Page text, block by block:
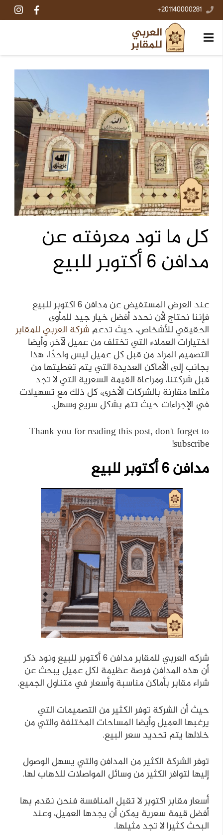
201140000281+
كل ما تود معرفته عن
مدافن 6 أكتوبر للبيع
عند العرض المستفيض عن مدافن 6 اكتوبر للبيع
فإننا نحتاج لأن نحدد أفضل خيار جيد للمأوى
الحقيقي للأشخاص، حيث تدعم شركة العربيللمقابر
اختيارات العملاء التي تختلف من عميل لآخر، وأيضا
التصميم المراد من قبل كل عميل ليس واحدًا، هذا
بجانب إلى الأماكن العديدة التي يتم تغطيتها من
قبل شركتنا، ومراعاة القيمة السعرية التي لا تجد
مثلها مقارنة بالشركات الأخرى، كل ذلك مع تسهيلات
في الإجراءات حيث تتم بشكل سريع وسهل.
Thank you for reading this post, don't forget to
subscribe!
مدافن 6 أكتوبر للبيع
شركه العربي للمقابر مدافن 6 أكتوبر للبيع ونود ذكر
أن هذه المدافن فرصة عظيمة لكل عميل يبحث عن
شراء مقابر بأماكن مناسبة وأسعار في متناول الجميع.
حيث أن الشركة توفر الكثير من التصميمات التي
يرغبها العميل وأيضا المساحات المختلفة والتي من
خلالها يتم تحديد سعر البيع.
توفر الشركة الكثير من المدافن والتي يسهل الوصول
إليها لتوافر الكثير من وسائل المواصلات للذهاب لها.
أسعار مقابر اكتوبر لا تقبل المنافسة فنحن نقدم بها
أفضل قيمة سعرية يمكن أن يجدها العميل، وعند
البحث كثيرا لا تجد مثيلها.